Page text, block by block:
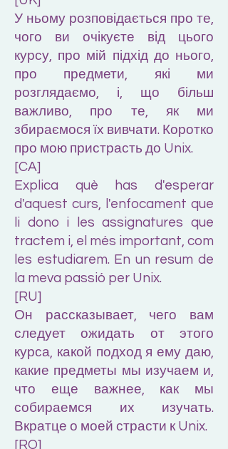
У ньому розповідається про те,
чого ви очікуєте від цього
курсу, про мій підхід до нього,
про предмети, які ми
розглядаємо, і, що більш
важливо, про те, як ми
збираємося їх вивчати. Коротко
про мою пристрасть до Unix.
[CA]
Explica què has d'esperar
d'aquest curs, l'enfocament que
li dono i les assignatures que
tractem i, el més important, com
les estudiarem. En un resum de
la meva passió per Unix.
[RU]
Он рассказывает, чего вам
следует ожидать от этого
курса, какой подход я ему даю,
какие предметы мы изучаем и,
что еще важнее, как мы
собираемся их изучать.
Вкратце о моей страсти к Unix.
[RO]